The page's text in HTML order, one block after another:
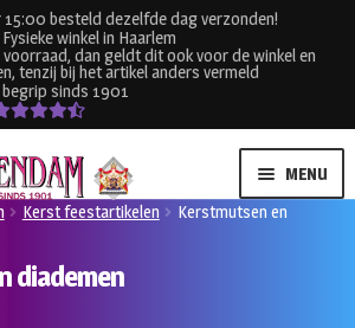
besteld dezelfde dag verzonden!
winkel in Haarlem
dan geldt dit ook voor de winkel en
tenzij bij het artikel anders vermeld
sinds 1901
MENU
Kerst feestartikelen
Kerstmutsen en
diademen